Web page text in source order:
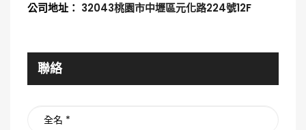
公司地址： 32043桃園市中壢區元化路224號12F
聯絡